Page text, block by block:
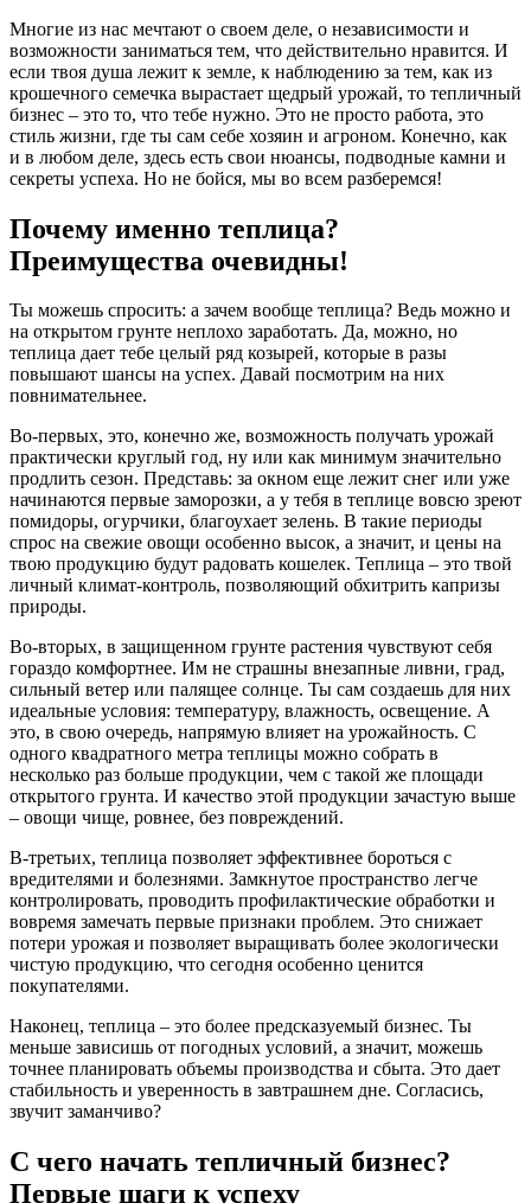
Многие из нас мечтают о своем деле, о независимости и
возможности заниматься тем, что действительно нравится. И
если твоя душа лежит к земле, к наблюдению за тем, как из
крошечного семечка вырастает щедрый урожай, то тепличный
бизнес – это то, что тебе нужно. Это не просто работа, это
стиль жизни, где ты сам себе хозяин и агроном. Конечно, как
и в любом деле, здесь есть свои нюансы, подводные камни и
секреты успеха. Но не бойся, мы во всем разберемся!
Почему именно теплица?
Преимущества очевидны!
Ты можешь спросить: а зачем вообще теплица? Ведь можно и
на открытом грунте неплохо заработать. Да, можно, но
теплица дает тебе целый ряд козырей, которые в разы
повышают шансы на успех. Давай посмотрим на них
повнимательнее.
Во-первых, это, конечно же, возможность получать урожай
практически круглый год, ну или как минимум значительно
продлить сезон. Представь: за окном еще лежит снег или уже
начинаются первые заморозки, а у тебя в теплице вовсю зреют
помидоры, огурчики, благоухает зелень. В такие периоды
спрос на свежие овощи особенно высок, а значит, и цены на
твою продукцию будут радовать кошелек. Теплица – это твой
личный климат-контроль, позволяющий обхитрить капризы
природы.
Во-вторых, в защищенном грунте растения чувствуют себя
гораздо комфортнее. Им не страшны внезапные ливни, град,
сильный ветер или палящее солнце. Ты сам создаешь для них
идеальные условия: температуру, влажность, освещение. А
это, в свою очередь, напрямую влияет на урожайность. С
одного квадратного метра теплицы можно собрать в
несколько раз больше продукции, чем с такой же площади
открытого грунта. И качество этой продукции зачастую выше
– овощи чище, ровнее, без повреждений.
В-третьих, теплица позволяет эффективнее бороться с
вредителями и болезнями. Замкнутое пространство легче
контролировать, проводить профилактические обработки и
вовремя замечать первые признаки проблем. Это снижает
потери урожая и позволяет выращивать более экологически
чистую продукцию, что сегодня особенно ценится
покупателями.
Наконец, теплица – это более предсказуемый бизнес. Ты
меньше зависишь от погодных условий, а значит, можешь
точнее планировать объемы производства и сбыта. Это дает
стабильность и уверенность в завтрашнем дне. Согласись,
звучит заманчиво?
С чего начать тепличный бизнес?
Первые шаги к успеху